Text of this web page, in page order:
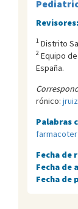
Revisores:
1 Distrito
2 Equipo
España.
rónico:
Palabras
Fecha de
Fecha de
Fecha de